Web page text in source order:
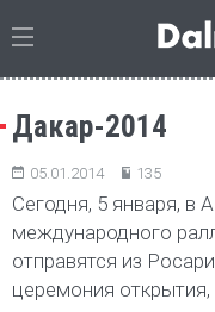
Дакар-2014
05.01.2014 135
Сегодня, 5 января, в
международного
отправятся из
церемония